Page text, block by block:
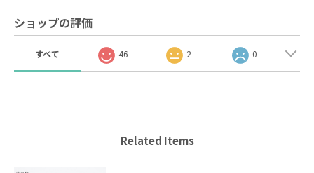
ショップの評価
すべて 46 2 0
Related Items